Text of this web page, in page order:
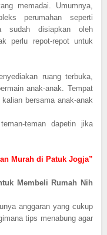
memadai. Umumnya,
perumahan seperti
sudah disiapkan oleh
perlu repot-repot untuk
ruang terbuka,
anak-anak. Tempat
bersama anak-anak
teman dapetin jika
Murah di Patuk Jogja”
Membeli Rumah Nih
anggaran yang cukup
tips menabung agar